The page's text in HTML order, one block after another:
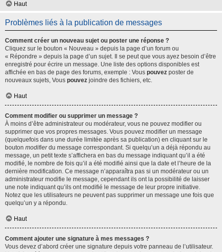
Haut
Problèmes liés à la publication de messages
Comment créer un nouveau sujet ou poster une réponse ?
Cliquez sur le bouton « Nouveau » depuis la page d’un forum ou
« Répondre » depuis la page d’un sujet. Il se peut que vous ayez besoin d’être
enregistré pour écrire un message. Une liste des options disponibles est
affichée en bas de page des forums, exemple : Vous pouvez poster de
nouveaux sujets, Vous pouvez joindre des fichiers, etc.
Haut
Comment modifier ou supprimer un message ?
À moins d’être administrateur ou modérateur, vous ne pouvez modifier ou
supprimer que vos propres messages. Vous pouvez modifier un message
(quelquefois dans une durée limitée après sa publication) en cliquant sur le
bouton modifierdu message correspondant. Si quelqu’un a déjà répondu au
message, un petit texte s’affichera en bas du message indiquant qu’il a été
modifié, le nombre de fois qu’il a été modifié ainsi que la date et l’heure de la
dernière modification. Ce message n’apparaîtra pas si un modérateur ou un
administrateur modifie le message, cependant ils ont la possibilité de laisser
une note indiquant qu’ils ont modifié le message de leur propre initiative.
Notez que les utilisateurs ne peuvent pas supprimer un message une fois que
quelqu’un y a répondu.
Haut
Comment ajouter une signature à mes messages ?
Vous devez d’abord créer une signature depuis votre panneau de l’utilisateur.